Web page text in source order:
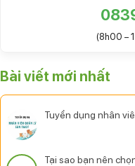
(8h00 –
Bài viết mới nhất
Tuyển dụng nhân
Tại sao bạn nên